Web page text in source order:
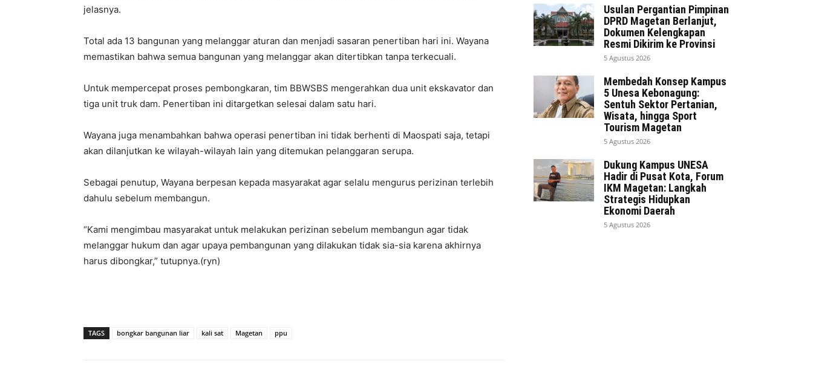
jelasnya.
Total ada 13 bangunan yang melanggar aturan dan menjadi sasaran penertiban hari ini. Wayana
memastikan bahwa semua bangunan yang melanggar akan ditertibkan tanpa terkecuali.
Untuk mempercepat proses pembongkaran, tim BBWSBS mengerahkan dua unit ekskavator dan
tiga unit truk dam. Penertiban ini ditargetkan selesai dalam satu hari.
Wayana juga menambahkan bahwa operasi penertiban ini tidak berhenti di Maospati saja, tetapi
akan dilanjutkan ke wilayah-wilayah lain yang ditemukan pelanggaran serupa.
Sebagai penutup, Wayana berpesan kepada masyarakat agar selalu mengurus perizinan terlebih
dahulu sebelum membangun.
“Kami mengimbau masyarakat untuk melakukan perizinan sebelum membangun agar tidak
melanggar hukum dan agar upaya pembangunan yang dilakukan tidak sia-sia karena akhirnya
harus dibongkar,” tutupnya.(ryn)
TAGS bongkar bangunan liar kali sat Magetan ppu
Usulan Pergantian Pimpinan
DPRD Magetan Berlanjut,
Dokumen Kelengkapan
Resmi Dikirim ke Provinsi
5 Agustus 2026
Membedah Konsep Kampus
5 Unesa Kebonagung:
Sentuh Sektor Pertanian,
Wisata, hingga Sport
Tourism Magetan
5 Agustus 2026
Dukung Kampus UNESA
Hadir di Pusat Kota, Forum
IKM Magetan: Langkah
Strategis Hidupkan
Ekonomi Daerah
5 Agustus 2026